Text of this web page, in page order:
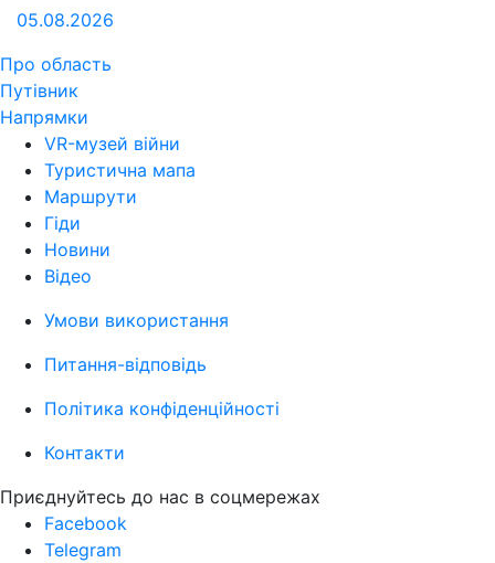
05.08.2026
Про область
Путівник
Напрямки
VR-музей війни
Туристична мапа
Маршрути
Гіди
Новини
Відео
Умови використання
Питання-відповідь
Політика конфіденційності
Контакти
Приєднуйтесь до нас в соцмережах
Facebook
Telegram